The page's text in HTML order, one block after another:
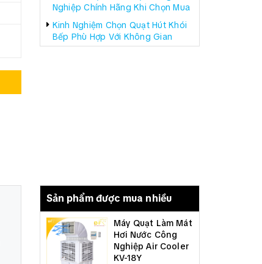
Nghiệp Chính Hãng Khi Chọn Mua
Kinh Nghiệm Chọn Quạt Hút Khói
Bếp Phù Hợp Với Không Gian
Sản phẩm được mua nhiều
Máy Quạt Làm Mát
Hơi Nước Công
Nghiệp Air Cooler
KV-18Y